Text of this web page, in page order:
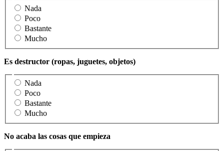
Nada
Poco
Bastante
Mucho
Es destructor (ropas, juguetes, objetos)
Nada
Poco
Bastante
Mucho
No acaba las cosas que empieza